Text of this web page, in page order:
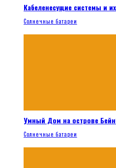
Кабеленесущие системы и
Солнечные батареи
Умный Дом на острове
Солнечные батареи